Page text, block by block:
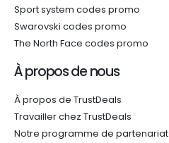
Sport system codes promo
Swarovski codes promo
The North Face codes promo
À propos de nous
À propos de TrustDeals
Travailler chez TrustDeals
Notre programme de partenariat